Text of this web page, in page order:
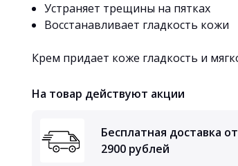
Устраняет трещины на пятках
Восстанавливает гладкость кожи
Крем придает коже гладкость и
На товар действуют акции
Бесплатная доставка от
2900 рублей